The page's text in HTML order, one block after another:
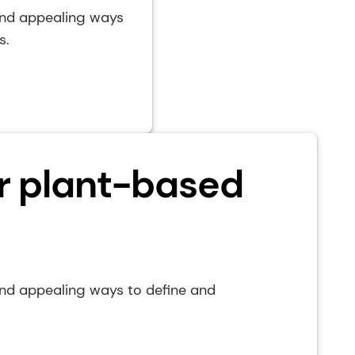
appealing ways
plant-based
appealing ways to define and